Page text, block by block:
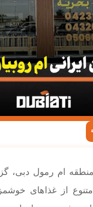
ام رمول دبی،
از غذاهای